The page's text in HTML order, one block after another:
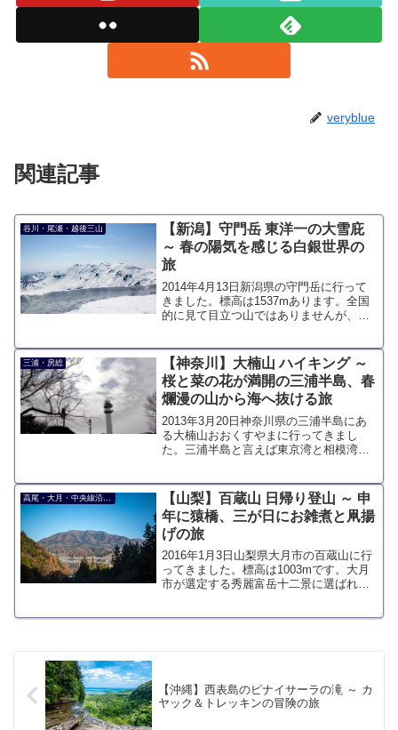
veryblue
関連記事
谷川・尾瀬・越後三山
【新潟】守門岳 東洋一の大雪庇
～ 春の陽気を感じる白銀世界の
旅
2014年4月13日新潟県の守門岳に行って
きました。標高は1537mあります。全国
的に見て目立つ山ではありませんが、日
アプローチが長い最高峰である青雲岳は
登らず、雪庇が形成される大岳を目指し
ました。
三浦・房総
【神奈川】大楠山 ハイキング ～
桜と菜の花が満開の三浦半島、春
爛漫の山から海へ抜ける旅
2013年3月20日神奈川県の三浦半島にあ
る大楠山おおくすやまに行ってきまし
た。三浦半島と言えば東京湾と相模湾を
山岳地帯と真逆の方向に位置するところ
ですがちゃんと山はあ...
高尾・大月・中央線沿線の山
【山梨】百蔵山 日帰り登山 ～ 申
年に猿橋、三が日にお雑煮と凧揚
げの旅
2016年1月3日山梨県大月市の百蔵山に行
ってきました。標高は1003mです。大月
市が選定する秀麗富岳十二景に選ばれて
【沖縄】西表島のピナイサーラの滝 ～ カ
ヤック＆トレッキンの冒険の旅